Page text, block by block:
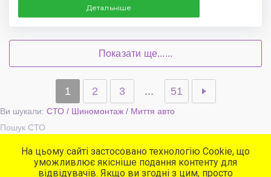
Детальніше
Показати ще......
1 2 3 ... 51
Ви шукали: СТО / Шиномонтаж / Миття авто
Пошук СТО
Популярні сервіси
СТО
На цьому сайті застосовано технологію Cookie, що
уможливлює якісніше подання контенту для
відвідувачів. Якщо ви згодні з цим, просто